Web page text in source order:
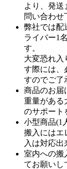
より、発送
問い合わせ
弊社では配
ライバー1
す。
大変恐れ入
す際には、
すのでご了
商品のお届
重量がある
のサポート
小型商品(1
搬入にはエ
入は対応出
室内への搬
てお願いし